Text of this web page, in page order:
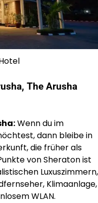
The Arusha
Wenn du im
dann bleibe in
die früher als
von Sheraton ist
Luxuszimmern,
Klimaanlage,
WLAN.